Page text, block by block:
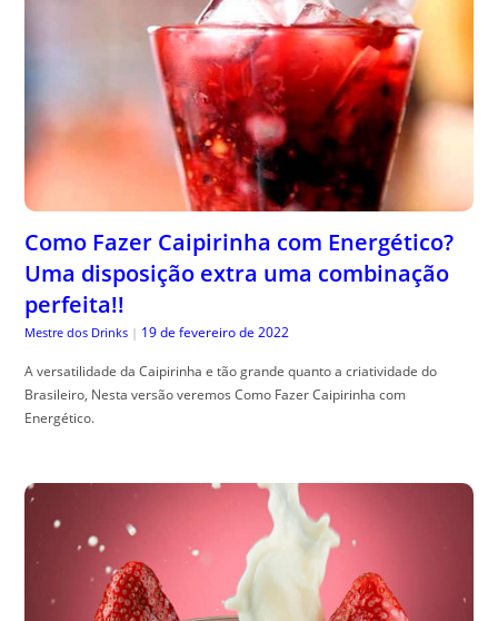
Como Fazer Caipirinha com Energético?
Uma disposição extra uma combinação
perfeita!!
Mestre dos Drinks | 19 de fevereiro de 2022
A versatilidade da Caipirinha e tão grande quanto a criatividade do
Brasileiro, Nesta versão veremos Como Fazer Caipirinha com
Energético.